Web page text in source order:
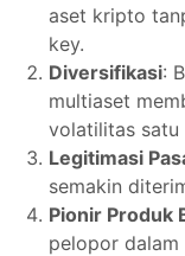
aset kripto
key.
Diversifikasi:
multiaset
volatilitas satu
Legitimasi
semakin
Pionir Produk
pelopor dalam